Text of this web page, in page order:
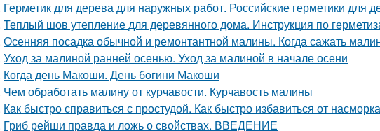
Герметик для дерева для наружных работ. Российские герметики для
Теплый шов утепление для деревянного дома. Инструкция по
Осенняя посадка обычной и ремонтантной малины. Когда сажать
Уход за малиной ранней осенью. Уход за малиной в начале осени
Когда день Макоши. День богини Макоши
Чем обработать малину от курчавости. Курчавость малины
Как быстро справиться с простудой. Как быстро избавиться от
Гриб рейши правда и ложь о свойствах. ВВЕДЕНИЕ